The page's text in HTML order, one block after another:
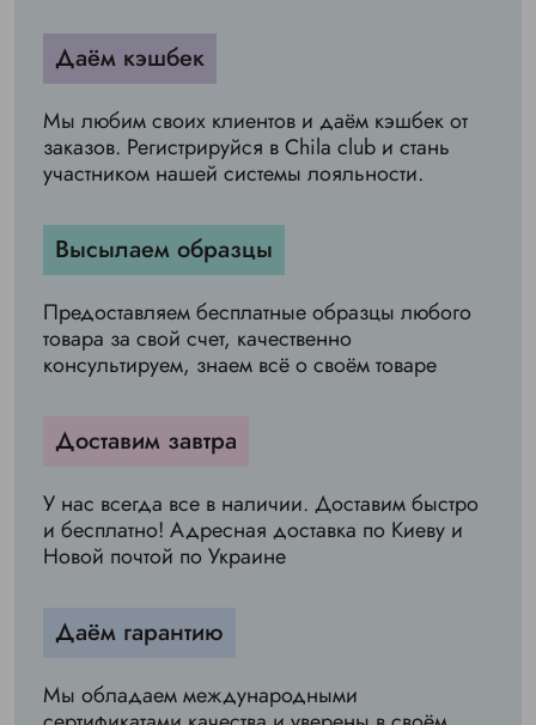
Даём кэшбек
Мы любим своих клиентов и даём кэшбек от
заказов. Регистрируйся в Chila club и стань
участником нашей системы лояльности.
Высылаем образцы
Предоставляем бесплатные образцы любого
товара за свой счет, качественно
консультируем, знаем всё о своём товаре
Доставим завтра
У нас всегда все в наличии. Доставим быстро
и бесплатно! Адресная доставка по Киеву и
Новой почтой по Украине
Даём гарантию
Мы обладаем международными